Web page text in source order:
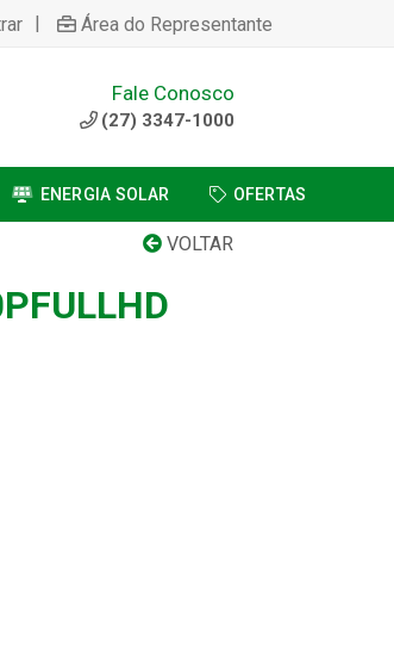
| Área do Representante
Fale Conosco
(27) 3347-1000
ENERGIA SOLAR OFERTAS
VOLTAR